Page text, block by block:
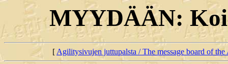
MYYDÄÄN:
[Agilitysivujen juttupalsta / The message board of